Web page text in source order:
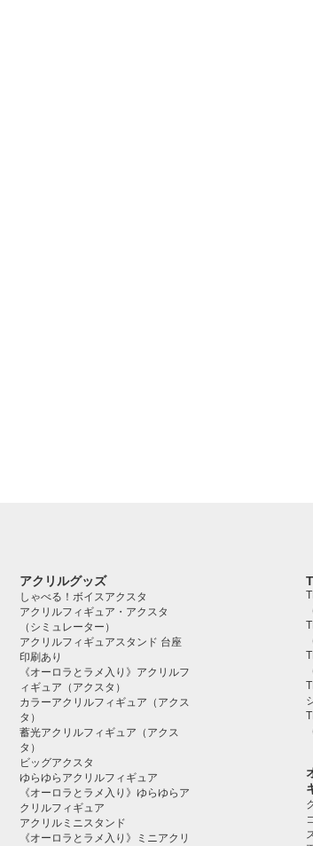
アクリルグッズ
しゃべる！ボイスアクスタ
アクリルフィギュア・アクスタ
（シミュレーター）
アクリルフィギュアスタンド 台座
印刷あり
《オーロラとラメ入り》アクリルフ
ィギュア（アクスタ）
カラーアクリルフィギュア（アクス
タ）
蓄光アクリルフィギュア（アクス
タ）
ビッグアクスタ
ゆらゆらアクリルフィギュア
《オーロラとラメ入り》ゆらゆらア
クリルフィギュア
アクリルミニスタンド
《オーロラとラメ入り》ミニアクリ